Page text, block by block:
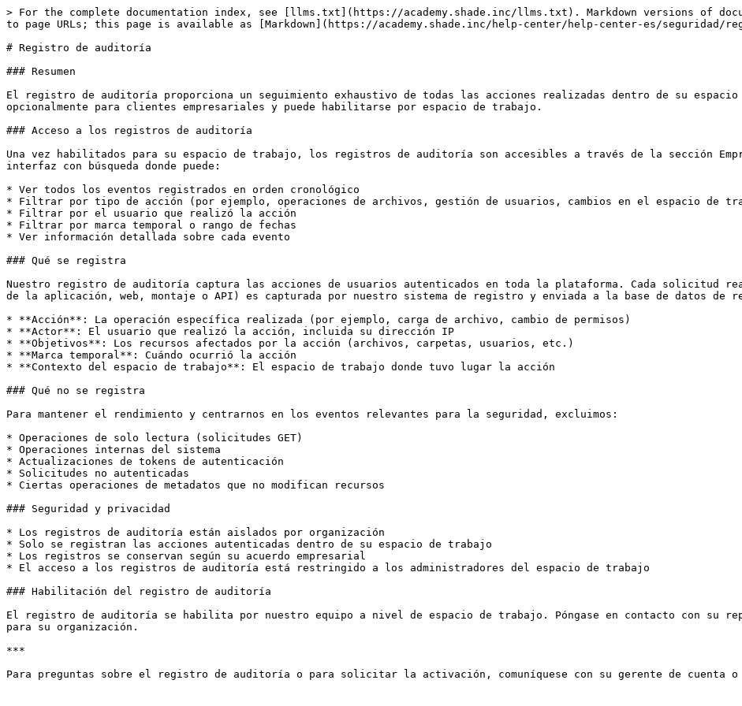
> For the complete documentation index, see [llms.txt](https://academy.shade.inc/llms.txt). Markdown versions of
to page URLs; this page is available as [Markdown](https://academy.shade.inc/help-center/help-center-es/seguridad/
# Registro de auditoría
### Resumen
El registro de auditoría proporciona un seguimiento exhaustivo de todas las acciones realizadas dentro de su
opcionalmente para clientes empresariales y puede habilitarse por espacio de trabajo.
### Acceso a los registros de auditoría
Una vez habilitados para su espacio de trabajo, los registros de auditoría son accesibles a través de la sección
interfaz con búsqueda donde puede:
* Ver todos los eventos registrados en orden cronológico
* Filtrar por tipo de acción (por ejemplo, operaciones de archivos, gestión de usuarios, cambios en el espacio de
* Filtrar por el usuario que realizó la acción
* Filtrar por marca temporal o rango de fechas
* Ver información detallada sobre cada evento
### Qué se registra
Nuestro registro de auditoría captura las acciones de usuarios autenticados en toda la plataforma. Cada solicitud
de la aplicación, web, montaje o API) es capturada por nuestro sistema de registro y enviada a la base de datos de
* **Acción**: La operación específica realizada (por ejemplo, carga de archivo, cambio de permisos)
* **Actor**: El usuario que realizó la acción, incluida su dirección IP
* **Objetivos**: Los recursos afectados por la acción (archivos, carpetas, usuarios, etc.)
* **Marca temporal**: Cuándo ocurrió la acción
* **Contexto del espacio de trabajo**: El espacio de trabajo donde tuvo lugar la acción
### Qué no se registra
Para mantener el rendimiento y centrarnos en los eventos relevantes para la seguridad, excluimos:
* Operaciones de solo lectura (solicitudes GET)
* Operaciones internas del sistema
* Actualizaciones de tokens de autenticación
* Solicitudes no autenticadas
* Ciertas operaciones de metadatos que no modifican recursos
### Seguridad y privacidad
* Los registros de auditoría están aislados por organización
* Solo se registran las acciones autenticadas dentro de su espacio de trabajo
* Los registros se conservan según su acuerdo empresarial
* El acceso a los registros de auditoría está restringido a los administradores del espacio de trabajo
### Habilitación del registro de auditoría
El registro de auditoría se habilita por nuestro equipo a nivel de espacio de trabajo. Póngase en contacto con su
para su organización.
***
Para preguntas sobre el registro de auditoría o para solicitar la activación, comuníquese con su gerente de cuenta